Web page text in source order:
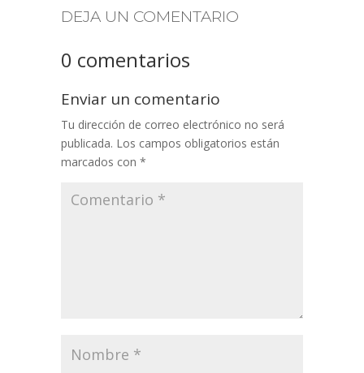
DEJA UN COMENTARIO
0 comentarios
Enviar un comentario
Tu dirección de correo electrónico no será
publicada. Los campos obligatorios están
marcados con *